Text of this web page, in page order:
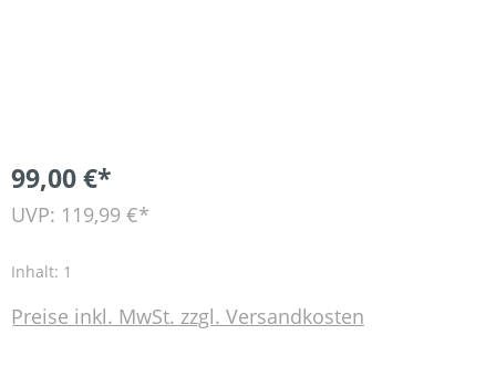
99,00 €*
UVP: 119,99 €*
Inhalt: 1
Preise inkl. MwSt. zzgl. Versandkosten